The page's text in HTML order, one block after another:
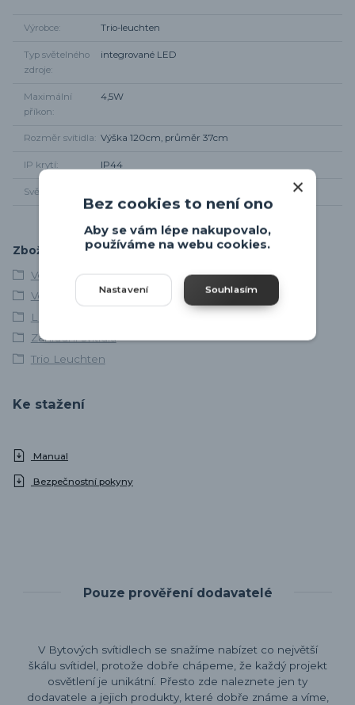
Výrobce Trio-leuchten
Typ světelného
zdroje
integrované LED
Maximální
příkon
4,5W
Rozměr svítidla Výška 120cm, průměr 37cm
IP krytí IP44
Světelný tok
Zboží zařazeno v kategoriích
Venkovní osvětlení
Venkovní stojací lampy
LED venkovní svítidla
Zahradní svítidla
Trio Leuchten
Ke stažení
Manual
Bezpečnostní pokyny
Pouze prověření dodavatelé
V Bytových svítidlech se snažíme nabízet co největší
škálu svítidel, protože dobře chápeme, že každý projekt
osvětlení je unikátní. Přesto zde naleznete jen ty
dodavatele a jejich produkty, které dobře známe a víme,
Bez cookies to není ono
Aby se vám lépe nakupovalo,
používáme na webu cookies.
Nastavení Souhlasím